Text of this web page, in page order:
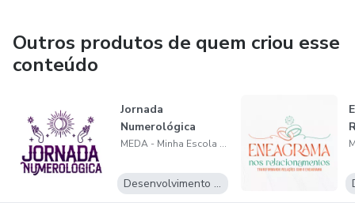
Numeróloga e Taróloga. É escritora e Terapeuta
Ministrante em Oráculos, PNL Sistêmica, Metáforas
Ericksonianas, Coach Educacional. É Master Practitiner em
reconhecida e habilitada pela ABRATH - Associação
Brasileira de Terapeutas Holísticos. Formações em
Mahalilah e Constelações Sistêmicas Familiares.
Marco Meda é treinador em Desenvolvimento Humano
Outros produtos de quem criou esse
conteúdo
Jornada
Numerológica
MEDA - Minha Escola de Autoconhecimento (Josi &amp; Marco Meda)
Desenvolvimento Pessoal